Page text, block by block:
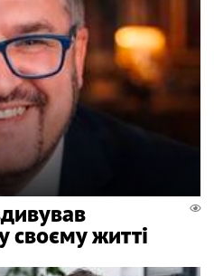
своєму житті